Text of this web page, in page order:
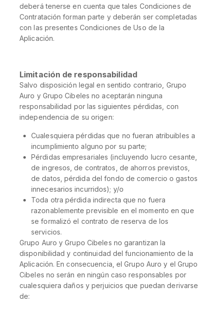
deberá tenerse en cuenta que tales Condiciones de
Contratación forman parte y deberán ser completadas
con las presentes Condiciones de Uso de la
Aplicación.
Limitación de responsabilidad
Salvo disposición legal en sentido contrario, Grupo
Auro y Grupo Cibeles no aceptarán ninguna
responsabilidad por las siguientes pérdidas, con
independencia de su origen:
Cualesquiera pérdidas que no fueran atribuibles a
incumplimiento alguno por su parte;
Pérdidas empresariales (incluyendo lucro cesante,
de ingresos, de contratos, de ahorros previstos,
de datos, pérdida del fondo de comercio o gastos
innecesarios incurridos); y/o
Toda otra pérdida indirecta que no fuera
razonablemente previsible en el momento en que
se formalizó el contrato de reserva de los
servicios.
Grupo Auro y Grupo Cibeles no garantizan la
disponibilidad y continuidad del funcionamiento de la
Aplicación. En consecuencia, el Grupo Auro y el Grupo
Cibeles no serán en ningún caso responsables por
cualesquiera daños y perjuicios que puedan derivarse
de: